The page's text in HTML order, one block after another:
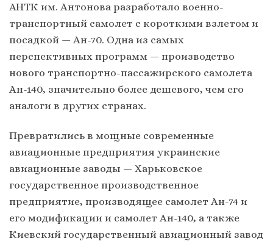
АНТК им. Антонова разработало военно-
транспортный самолет с короткими взлетом и
посадкой — Ан-70. Одна из самых
перспективных программ — производство
нового транспортно-пассажирского самолета
Ан-140, значительно более дешевого, чем его
аналоги в других странах.
Превратились в мощные современные
авиационные предприятия украинские
авиационные заводы — Харьковское
государственное производственное
предприятие, производящее самолет Ан-74 и
его модификации и самолет Ан-140, а также
Киевский государственный авиационный завод